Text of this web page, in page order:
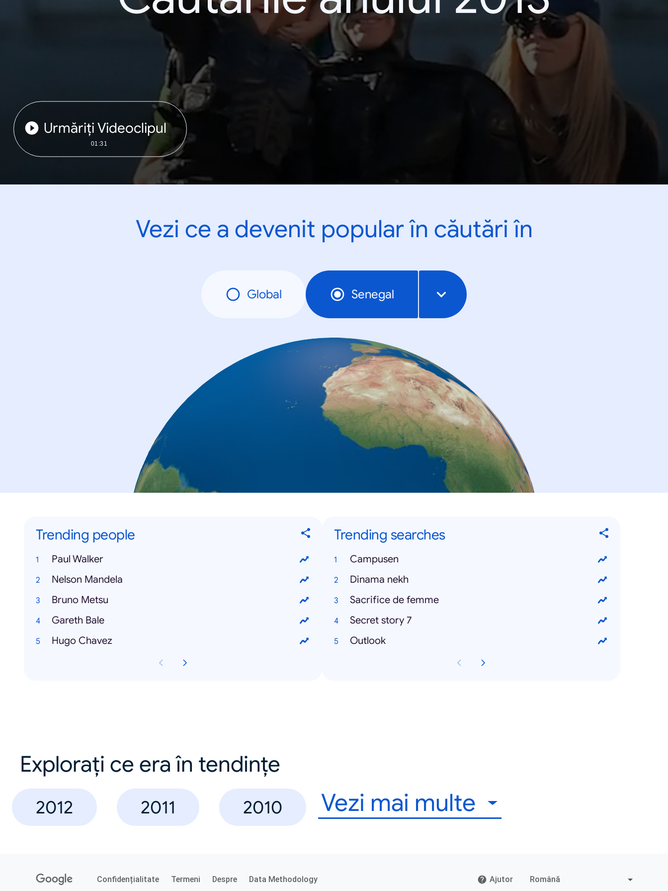
Urmăriți Videoclipul
01:31
Vezi ce a devenit popular în căutări în
Global Senegal
Trending people
Paul Walker
Nelson Mandela
Bruno Metsu
Gareth Bale
Hugo Chavez
Trending searches
Campusen
Dinama nekh
Sacrifice de femme
Secret story 7
Outlook
Explorați ce era în tendințe
2012 2011 2010 Vezi mai multe
Confidențialitate Termeni Despre Data Methodology Ajutor